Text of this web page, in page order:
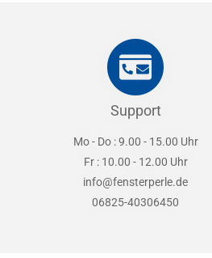
Support
Mo - Do : 9.00 - 15.00 Uhr
Fr : 10.00 - 12.00 Uhr
info@fensterperle.de
06825-40306450